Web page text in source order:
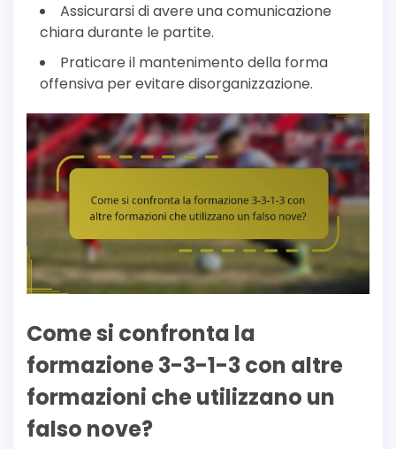
Assicurarsi di avere una comunicazione
chiara durante le partite.
Praticare il mantenimento della forma
offensiva per evitare disorganizzazione.
Come si confronta la
formazione 3-3-1-3 con altre
formazioni che utilizzano un
falso nove?